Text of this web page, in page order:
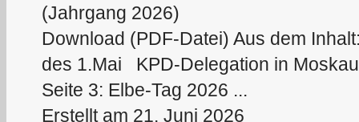
(Jahrgang 2026)
Download (PDF-Datei) Aus dem
des 1.Mai KPD-Delegation in
Seite 3: Elbe-Tag 2026 ...
Erstellt am 21. Juni 2026